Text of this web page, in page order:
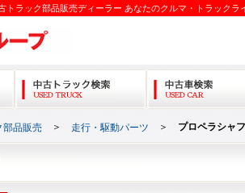
トラック部品販売ディーラー あなたのクルマ・トラックラ
部品販売 ＞ 走行・駆動パーツ ＞ プロペラシャ